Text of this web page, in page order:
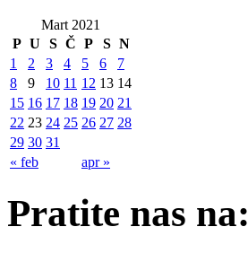
Mart 2021
P U S Č P S N
« feb apr »
1 2 3 4 5 6
7
8
9 10 11 12 13 14
15 16 17 18 19 20 21
22 23 24 25 26 27 28
29 30 31
Pratite nas na: